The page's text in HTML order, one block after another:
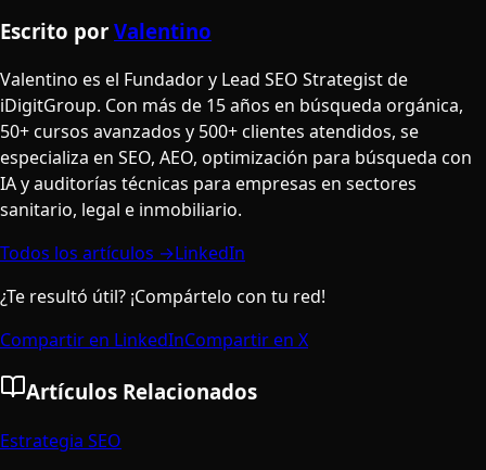
Escrito por Valentino
Valentino es el Fundador y Lead SEO Strategist de
iDigitGroup. Con más de 15 años en búsqueda orgánica,
50+ cursos avanzados y 500+ clientes atendidos, se
especializa en SEO, AEO, optimización para búsqueda con
IA y auditorías técnicas para empresas en sectores
sanitario, legal e inmobiliario.
Todos los artículos →LinkedIn
¿Te resultó útil? ¡Compártelo con tu red!
Compartir en LinkedInCompartir en X
Artículos Relacionados
Estrategia SEO